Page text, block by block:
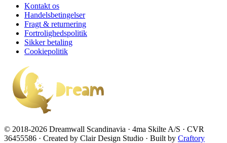
Kontakt os
Handelsbetingelser
Fragt & returnering
Fortrolighedspolitik
Sikker betaling
Cookiepolitik
© 2018-2026 Dreamwall Scandinavia · 4ma Skilte A/S · CVR
36455586 · Created by Clair Design Studio · Built by Craftory